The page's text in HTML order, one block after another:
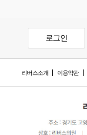
로그인
리버스소개 이용약관